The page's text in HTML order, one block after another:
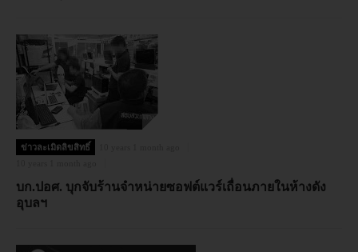
ข่าวละเมิดลิขสิทธิ์
บก.ปอศ. บุกจับร้านจำหน่ายซอฟต์แวร์เถื่อนภายในห้างดัง
อุบลฯ